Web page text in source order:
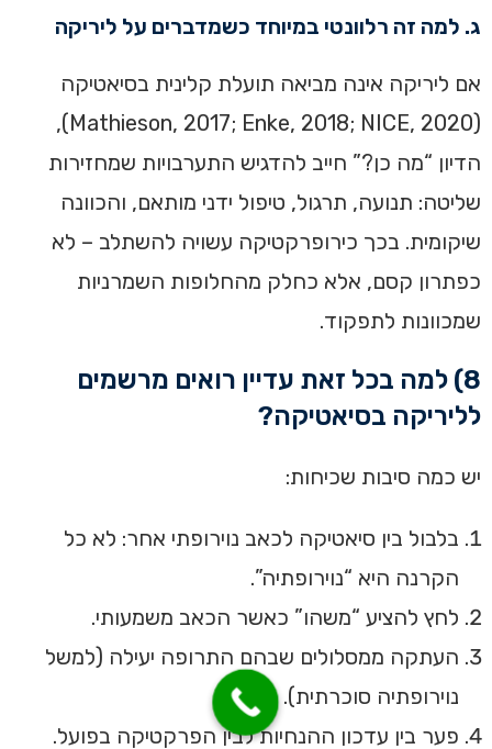
ג. למה זה רלוונטי במיוחד כשמדברים על ליריקה
אם ליריקה אינה מביאה תועלת קלינית בסיאטיקה
(Mathieson, 2017; Enke, 2018; NICE, 2020),
הדיון “מה כן?” חייב להדגיש התערבויות שמחזירות
שליטה: תנועה, תרגול, טיפול ידני מותאם, והכוונה
שיקומית. בכך כירופרקטיקה עשויה להשתלב – לא
כפתרון קסם, אלא כחלק מהחלופות השמרניות
שמכוונות לתפקוד.
8) למה בכל זאת עדיין רואים מרשמים
לליריקה בסיאטיקה?
יש כמה סיבות שכיחות:
בלבול בין סיאטיקה לכאב נוירופתי אחר: לא כל
הקרנה היא “נוירופתיה”.
לחץ להציע “משהו” כאשר הכאב משמעותי.
העתקה ממסלולים שבהם התרופה יעילה (למשל
נוירופתיה סוכרתית).
פער בין עדכון ההנחיות לבין הפרקטיקה בפועל.